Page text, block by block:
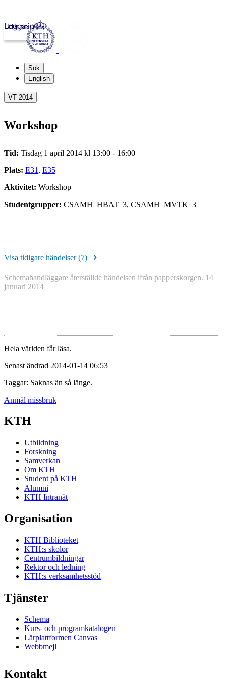
kth.se
Logga in
Sök
English
VT 2014
Workshop
Tid: Tisdag 1 april 2014 kl 13:00 - 16:00
Plats: E31 , E35
Aktivitet: Workshop
Studentgrupper: CSAMH_HBAT_3, CSAMH_MVTK_3
Visa tidigare händelser (7)
Schemahandläggare återställde händelsen ifrån papperskorgen. 14
januari 2014
Hela världen får läsa.
Senast ändrad 2014-01-14 06:53
Taggar: Saknas än så länge.
Anmäl missbruk
KTH
Utbildning
Forskning
Samverkan
Om KTH
Student på KTH
Alumni
KTH Intranät
Organisation
KTH Biblioteket
KTH:s skolor
Centrumbildningar
Rektor och ledning
KTH:s verksamhetsstöd
Tjänster
Schema
Kurs- och programkatalogen
Lärplattformen Canvas
Webbmejl
Kontakt